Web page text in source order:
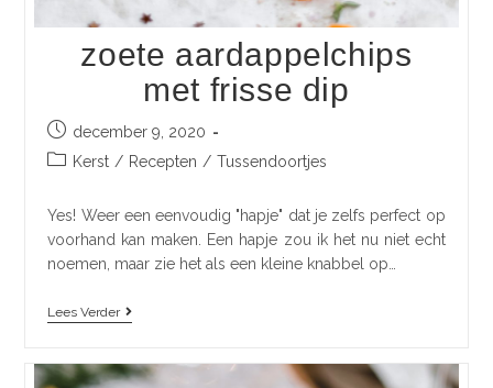
zoete aardappelchips
met frisse dip
december 9, 2020
Kerst / Recepten / Tussendoortjes
Yes! Weer een eenvoudig "hapje" dat je zelfs perfect op
voorhand kan maken. Een hapje zou ik het nu niet echt
noemen, maar zie het als een kleine knabbel op…
Lees Verder